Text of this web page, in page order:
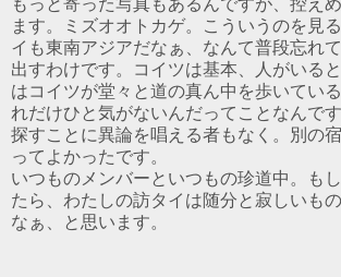
もっと寄った写真もあるんですが、控え
ます。ミズオオトカゲ。こういうのを見
イも東南アジアだなぁ、なんて普段忘れ
出すわけです。コイツは基本、人がいる
はコイツが堂々と道の真ん中を歩いてい
れだけひと気がないんだってことなんで
探すことに異論を唱える者もなく。別の
ってよかったです。
いつものメンバーといつもの珍道中。も
たら、わたしの訪タイは随分と寂しいも
なぁ、と思います。